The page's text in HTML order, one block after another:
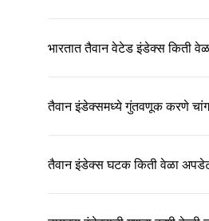
भारतात तैवान वेटेड इंडेक्स किती
तैवान इंडेक्समध्ये गुंतवणूक करणे
तैवान इंडेक्स घटक किती वेळा